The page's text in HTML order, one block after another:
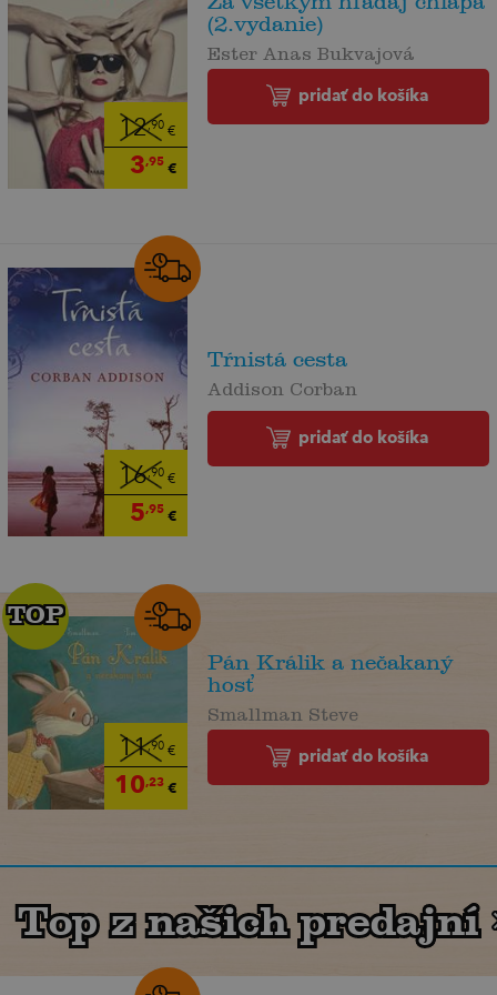
12,90€
3,95€
(2.vydanie)
Ester Anas Bukvajová
pridať do košíka
16,90€
5,95€
Tŕnistá cesta
Addison Corban
pridať do košíka
11,90€
10,23€
TOP
TOP
Pán Králik a nečakaný
hosť
Smallman Steve
pridať do košíka
Top z našich predajní
Top z našich predajní